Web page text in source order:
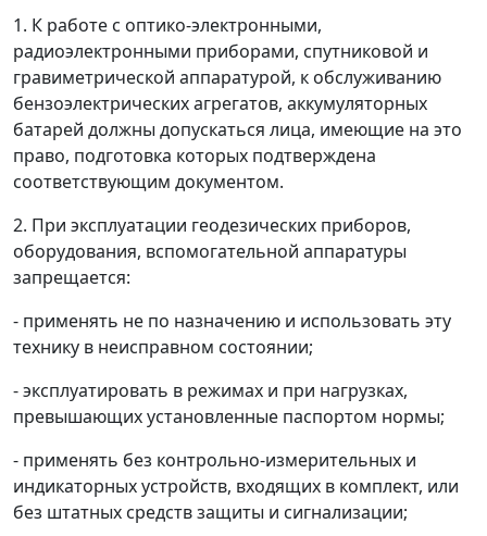
1. К работе с оптико-электронными,
радиоэлектронными приборами, спутниковой и
гравиметрической аппаратурой, к обслуживанию
бензоэлектрических агрегатов, аккумуляторных
батарей должны допускаться лица, имеющие на это
право, подготовка которых подтверждена
соответствующим документом.
2. При эксплуатации геодезических приборов,
оборудования, вспомогательной аппаратуры
запрещается:
- применять не по назначению и использовать эту
технику в неисправном состоянии;
- эксплуатировать в режимах и при нагрузках,
превышающих установленные паспортом нормы;
- применять без контрольно-измерительных и
индикаторных устройств, входящих в комплект, или
без штатных средств защиты и сигнализации;